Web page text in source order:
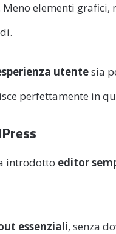
Meno elementi grafici,
utentesia
perfettamente in
introdotto editor
essenziali, senza